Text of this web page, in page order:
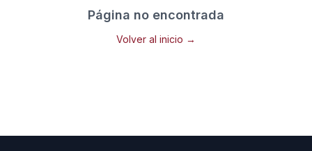
Página no encontrada
Volver al inicio →